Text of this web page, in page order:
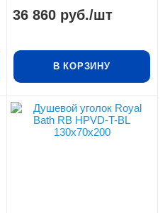
36 860руб./шт
В КОРЗИНУ